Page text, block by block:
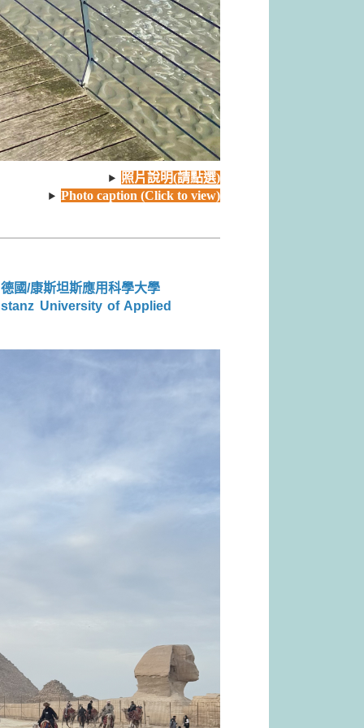
照片說明(請點選)
Photo caption (Click to view)
國/康斯坦斯應用科學大學
University of Applied